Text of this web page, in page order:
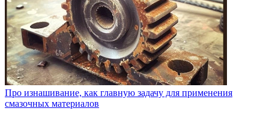
Про изнашивание, как главную задачу для применения
смазочных материалов